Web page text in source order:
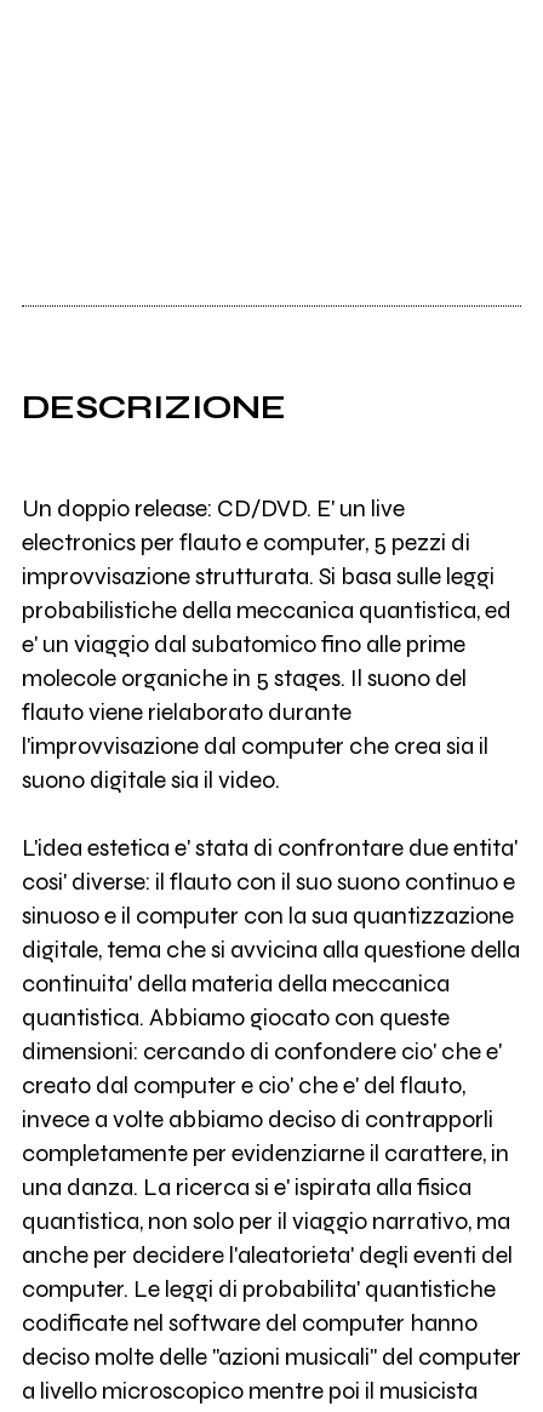
DESCRIZIONE
Un doppio release: CD/DVD. E' un live
electronics per flauto e computer, 5 pezzi di
improvvisazione strutturata. Si basa sulle leggi
probabilistiche della meccanica quantistica, ed
e' un viaggio dal subatomico fino alle prime
molecole organiche in 5 stages. Il suono del
flauto viene rielaborato durante
l'improvvisazione dal computer che crea sia il
suono digitale sia il video.
L'idea estetica e' stata di confrontare due entita'
cosi' diverse: il flauto con il suo suono continuo e
sinuoso e il computer con la sua quantizzazione
digitale, tema che si avvicina alla questione della
continuita' della materia della meccanica
quantistica. Abbiamo giocato con queste
dimensioni: cercando di confondere cio' che e'
creato dal computer e cio' che e' del flauto,
invece a volte abbiamo deciso di contrapporli
completamente per evidenziarne il carattere, in
una danza. La ricerca si e' ispirata alla fisica
quantistica, non solo per il viaggio narrativo, ma
anche per decidere l'aleatorieta' degli eventi del
computer. Le leggi di probabilita' quantistiche
codificate nel software del computer hanno
deciso molte delle "azioni musicali" del computer
a livello microscopico mentre poi il musicista